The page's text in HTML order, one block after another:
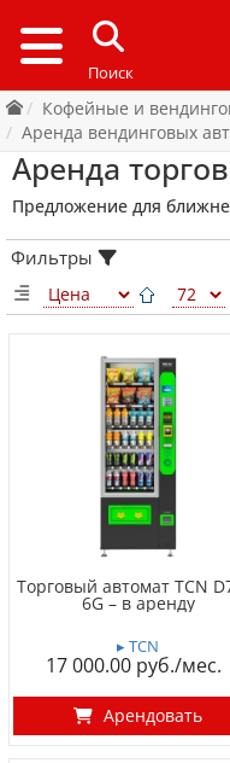
Кофейные и
Аренда вендинговых
Аренда
Предложение для
Фильтры
Торговый автомат TCN
6G – в аренду
▸ TCN
17 000.00
Арендовать